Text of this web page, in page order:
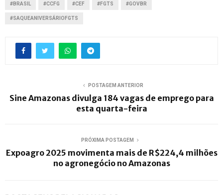
#BRASIL #CCFG #CEF #FGTS #GOVBR
#SAQUEANIVERSÁRIOFGTS
POSTAGEM ANTERIOR
Sine Amazonas divulga 184 vagas de emprego para
esta quarta-feira
PRÓXIMA POSTAGEM
Expoagro 2025 movimenta mais de R$224,4 milhões
no agronegócio no Amazonas